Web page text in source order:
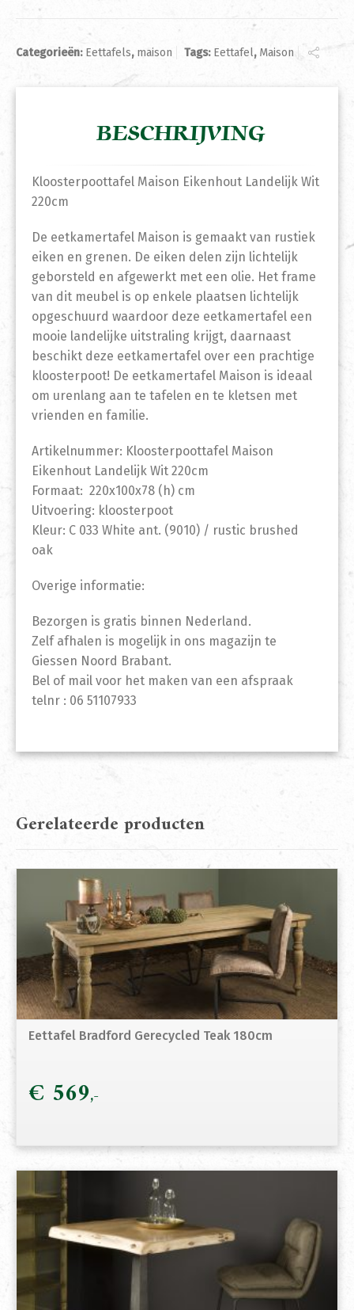
Categorieën: Eettafels, maison Tags: Eettafel, Maison
BESCHRIJVING
Kloosterpoottafel Maison Eikenhout Landelijk Wit
220cm
De eetkamertafel Maison is gemaakt van rustiek
eiken en grenen. De eiken delen zijn lichtelijk
geborsteld en afgewerkt met een olie. Het frame
van dit meubel is op enkele plaatsen lichtelijk
opgeschuurd waardoor deze eetkamertafel een
mooie landelijke uitstraling krijgt, daarnaast
beschikt deze eetkamertafel over een prachtige
kloosterpoot! De eetkamertafel Maison is ideaal
om urenlang aan te tafelen en te kletsen met
vrienden en familie.
Artikelnummer: Kloosterpoottafel Maison
Eikenhout Landelijk Wit 220cm
Formaat: 220x100x78 (h) cm
Uitvoering: kloosterpoot
Kleur: C 033 White ant. (9010) / rustic brushed
oak
Overige informatie:
Bezorgen is gratis binnen Nederland.
Zelf afhalen is mogelijk in ons magazijn te
Giessen Noord Brabant.
Bel of mail voor het maken van een afspraak
telnr : 06 51107933
Gerelateerde producten
Eettafel Bradford Gerecycled Teak 180cm
€ 569